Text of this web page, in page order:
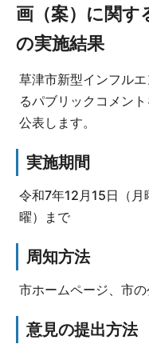
画（案）に関す
の実施結果
草津市新型インフル
るパブリックコメン
公表します。
実施期間
令和7年12月15日（
曜）まで
周知方法
市ホームページ、市
意見の提出方法